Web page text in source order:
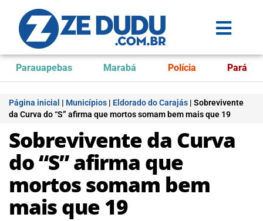
Parauapebas Marabá Polícia Pará
Página inicial | Municípios | Eldorado do Carajás | Sobrevivente
da Curva do “S” afirma que mortos somam bem mais que 19
Sobrevivente da Curva
do “S” afirma que
mortos somam bem
mais que 19